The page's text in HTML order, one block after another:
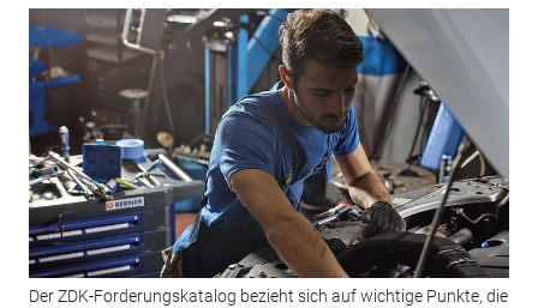
Der ZDK-Forderungskatalog bezieht sich auf wichtige Punkte, die